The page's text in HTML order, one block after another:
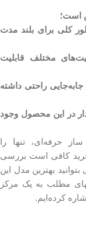
است؛
کلی برای بلند مدت
مختلف قابلیت
راحتی داشته
در این محصول وجود
حرفه‌ای، تنها را
خرید کافی است بررسی
بهترین مدل این
مطلب به یک مرکز
کرده‌ایم.